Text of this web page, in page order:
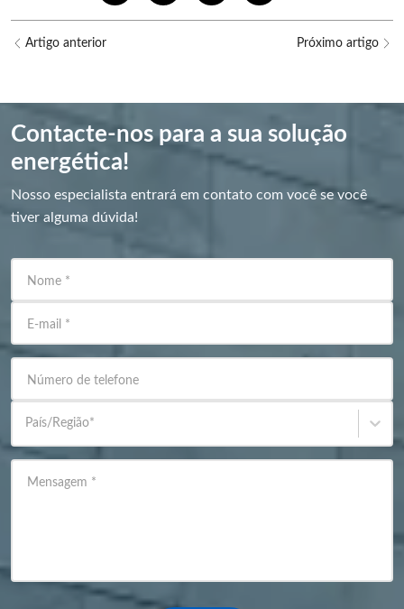
Artigo anterior Próximo artigo
Contacte-nos para a sua solução
energética!
Nosso especialista entrará em contato com você se você
tiver alguma dúvida!
Nome *
E-mail *
Número de telefone
País/Região*
Mensagem *